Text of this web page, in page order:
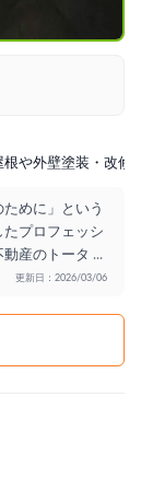
根や外壁塗装・改修工
めに」という
プロフェッシ
産のトータ ...
更新日：2026/03/06